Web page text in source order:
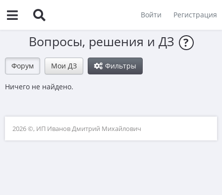
Войти Регистрация
Вопросы, решения и ДЗ ?
Форум Мои ДЗ Фильтры
Ничего не найдено.
2026 ©, ИП Иванов Дмитрий Михайлович